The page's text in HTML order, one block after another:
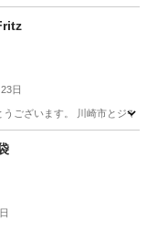
日
うございます。 川崎市とジ